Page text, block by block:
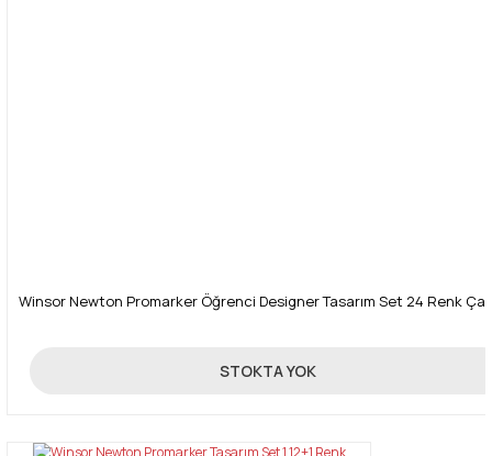
Winsor Newton Promarker Öğrenci Designer Tasarım Set 24 Renk
750,00 TL
STOKTA YOK